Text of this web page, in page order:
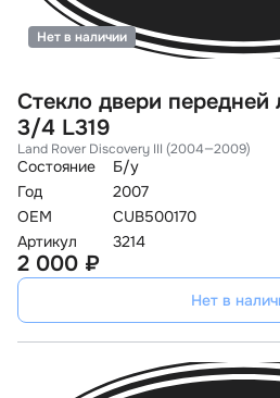
Стекло двери передней
3/4 L319
Land Rover Discovery III (2004—2009)
Состояние
Б/у
Год
2007
OEM
CUB500170
Артикул
3214
Нет в наличии
2 000 ₽
Нет в